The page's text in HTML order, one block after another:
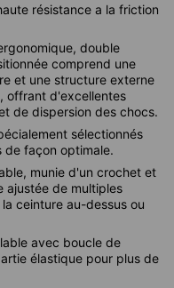
résistance a la friction
double
comprend une
et une structure externe
offrant d'excellentes
de dispersion des chocs.
sélectionnés
de façon optimale.
munie d'un crochet et
ajustée de multiples
ceinture au-dessus ou
avec boucle de
élastique pour plus de